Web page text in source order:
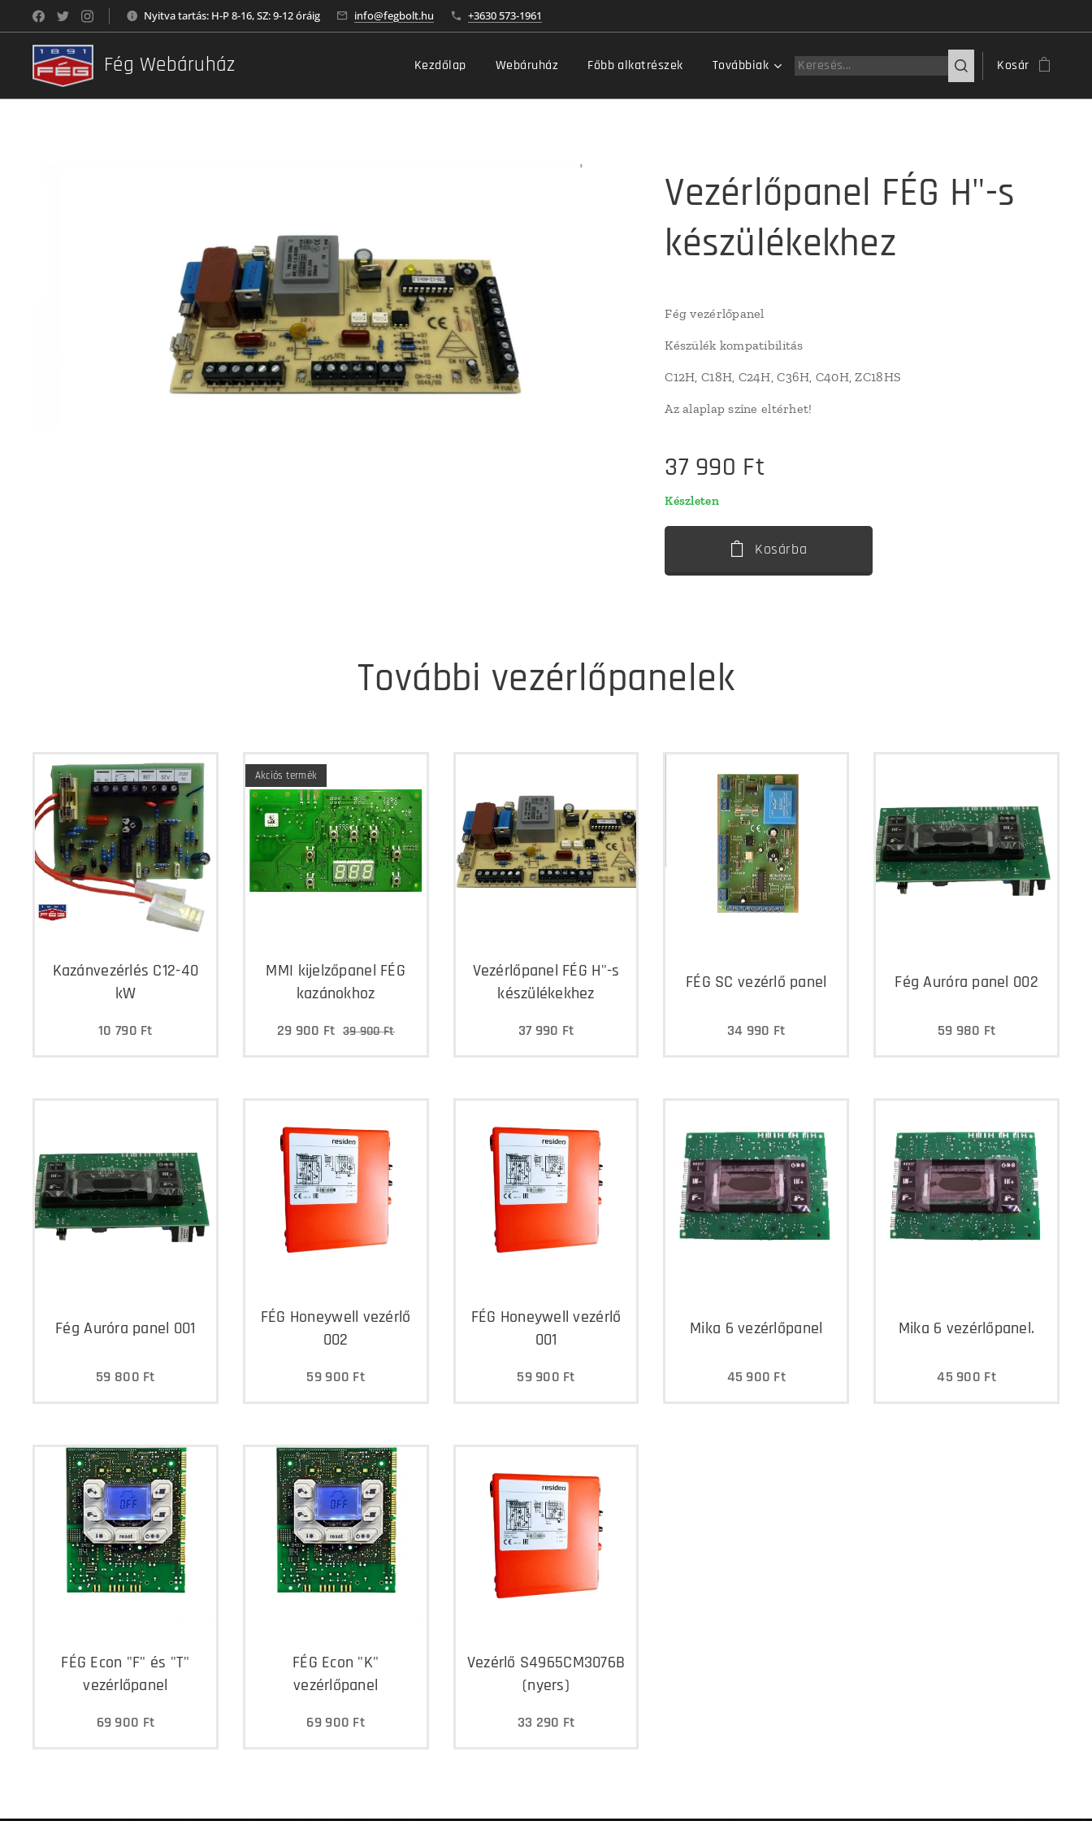
Nyitva tartás: H-P 8-16, SZ: 9-12 óráig info@fegbolt.hu +3630 573-1961
Fég Webáruház Kezdőlap Webáruház Főbb alkatrészek Továbbiak Kosár
Vezérlőpanel FÉG H"-s
készülékekhez
Fég vezérlőpanel
Készülék kompatibilitás
C12H, C18H, C24H, C36H, C40H, ZC18HS
Az alaplap színe eltérhet!
37 990 Ft
Készleten
Kosárba
További vezérlőpanelek
Kazánvezérlés C12-40
kW
10 790 Ft
MMI kijelzőpanel FÉG
kazánokhoz
Akciós termék
29 900 Ft 39 900Ft
Vezérlőpanel FÉG H"-s
készülékekhez
37 990 Ft
FÉG SC vezérlő panel
34 990 Ft
Fég Auróra panel 002
59 980 Ft
Fég Auróra panel 001
59 800 Ft
FÉG Honeywell vezérlő
002
59 900 Ft
FÉG Honeywell vezérlő
001
59 900 Ft
Mika 6 vezérlőpanel
45 900 Ft
Mika 6 vezérlőpanel.
45 900 Ft
FÉG Econ "F" és "T"
vezérlőpanel
69 900 Ft
FÉG Econ "K"
vezérlőpanel
69 900 Ft
Vezérlő S4965CM3076B
(nyers)
33 290 Ft